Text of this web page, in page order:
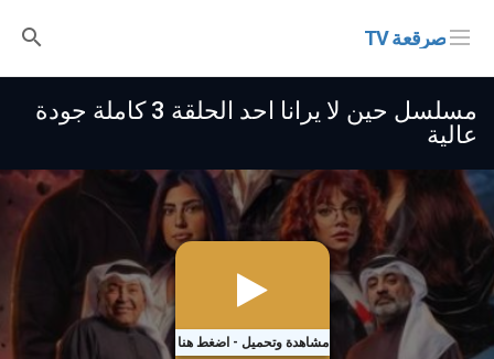
صرقعة TV
مسلسل حين لا يرانا احد الحلقة 3 كاملة جودة
عالية
مشاهدة وتحميل - اضغط هنا